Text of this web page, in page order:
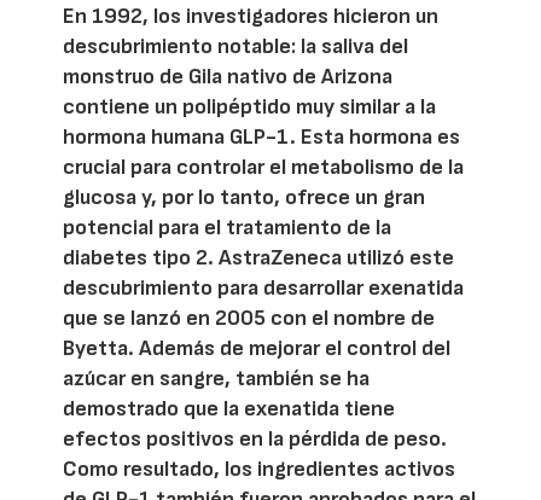
En 1992, los investigadores hicieron un
descubrimiento notable: la saliva del
monstruo de Gila nativo de Arizona
contiene un polipéptido muy similar a la
hormona humana GLP-1. Esta hormona es
crucial para controlar el metabolismo de la
glucosa y, por lo tanto, ofrece un gran
potencial para el tratamiento de la
diabetes tipo 2. AstraZeneca utilizó este
descubrimiento para desarrollar exenatida
que se lanzó en 2005 con el nombre de
Byetta. Además de mejorar el control del
azúcar en sangre, también se ha
demostrado que la exenatida tiene
efectos positivos en la pérdida de peso.
Como resultado, los ingredientes activos